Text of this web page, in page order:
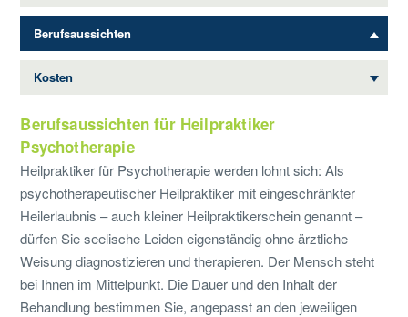
Berufsaussichten
Kosten
Berufsaussichten für Heilpraktiker
Psychotherapie
Heilpraktiker für Psychotherapie werden lohnt sich: Als
psychotherapeutischer Heilpraktiker mit eingeschränkter
Heilerlaubnis – auch kleiner Heilpraktikerschein genannt –
dürfen Sie seelische Leiden eigenständig ohne ärztliche
Weisung diagnostizieren und therapieren. Der Mensch steht
bei Ihnen im Mittelpunkt. Die Dauer und den Inhalt der
Behandlung bestimmen Sie, angepasst an den jeweiligen